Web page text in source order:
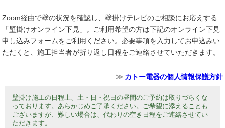
Zoom経由で壁の状況を確認し、壁掛けテレビのご相談にお応えする
「壁掛けオンライン下見」。ご利用希望の方は下記のオンライン下見
申し込みフォームをご利用ください。必要事項を入力してお申込みい
ただくと、施工担当者が折り返し日程をご連絡させていただきます。
カトー電器の個人情報保護方針
壁掛け施工の日程上、土・日・祝日の昼間のご予約は取りづらくな
っております。あらかじめご了承ください。ご希望に添えることも
ございますが、難しい場合は、代わりの空き日程をご連絡させてい
ただきます。